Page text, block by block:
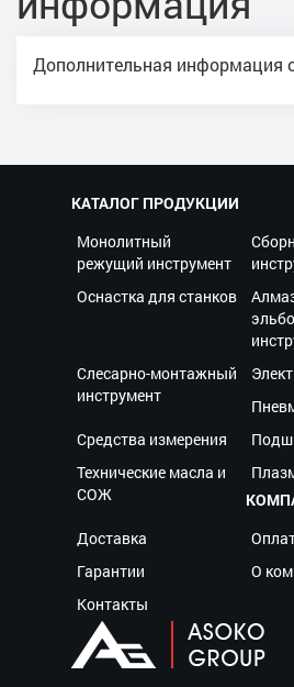
Дополнительная информация
КАТАЛОГ ПРОДУКЦИИ
Монолитный
режущий инструмент
Оснастка для станков
Слесарно-монтажный
инструмент
Средства измерения
Технические масла и
СОЖ
Доставка
Гарантии
О
Контакты